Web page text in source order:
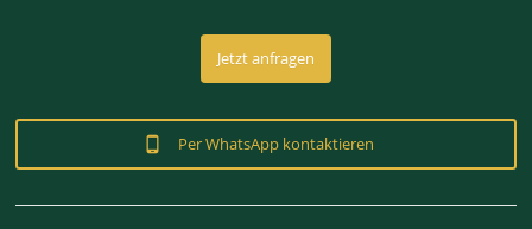
Jetzt anfragen
Per WhatsApp kontaktieren